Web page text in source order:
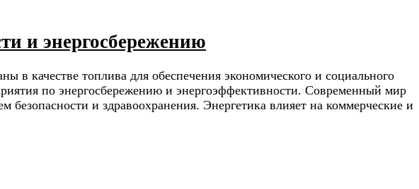
и энергосбережению
в качестве топлива для обеспечения экономического и социального
по энергосбережению и энергоэффективности. Современный мир
безопасности и здравоохранения. Энергетика влияет на коммерческие и